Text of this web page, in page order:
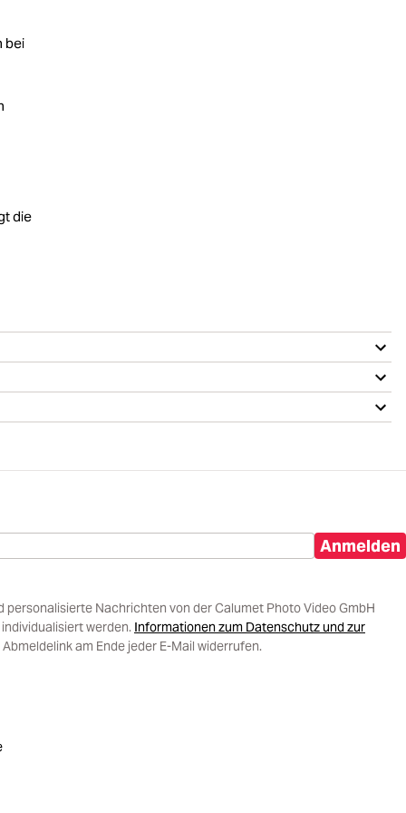
bei
die
Anmelden
Nachrichten von der Calumet Photo Video GmbH
werden. Informationen zum Datenschutz und zur
am Ende jeder E-Mail widerrufen.